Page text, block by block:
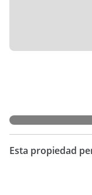
Esta propiedad